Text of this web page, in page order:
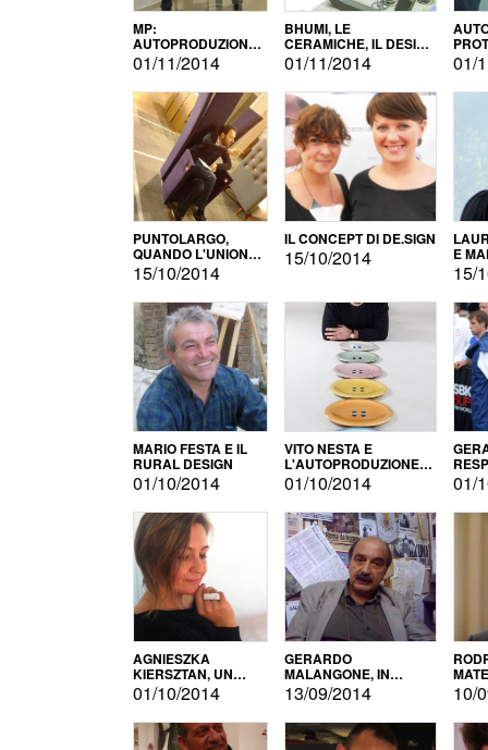
MP:
AUTOPRODUZIONE
E INNOVAZIONE
01/11/2014
BHUMI, LE
CERAMICHE, IL DESIGN
E L'AUTOPRODUZIONE
01/11/2014 01/
PUNTOLARGO,
QUANDO L'UNIONE
FA LA FORZA E
VINCE
15/10/2014
IL CONCEPT DI DE.SIGN
15/10/2014 E
15/
MARIO FESTA E IL
RURAL DESIGN
01/10/2014
VITO NESTA E
L'AUTOPRODUZIONE
COME RECUPERO DEI
SIMBOLI
01/10/2014 01/
AGNIESZKA
KIERSZTAN, UN
MODELLO DI
AUTOPRODUZIONE
01/10/2014
GERARDO
MALANGONE, IN
GIURIA PER IL
CONCORSO
LETTERARIO
13/09/2014 10/